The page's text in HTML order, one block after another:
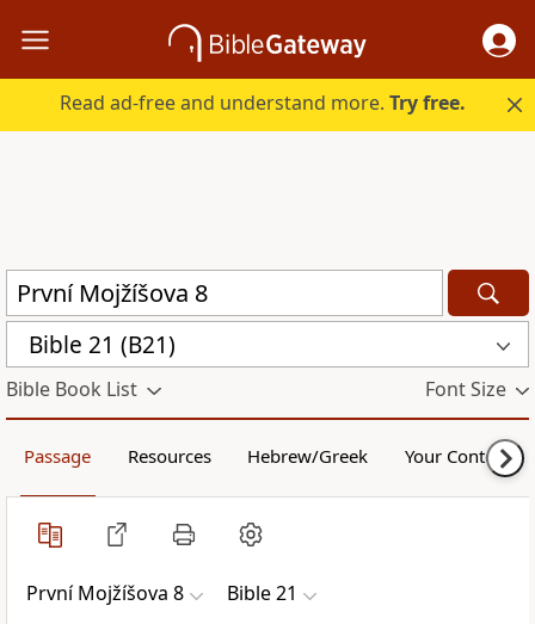
Read ad-free and understand more.Try free.
Bible 21 (B21)
Bible Book List Font Size
Passage Resources Hebrew/Greek Your Content
První Mojžíšova 8 Bible 21